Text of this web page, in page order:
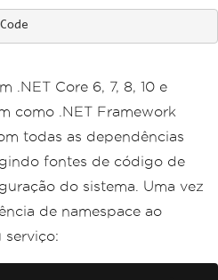
.NET Core 6, 7, 8, 10 e
como .NET Framework
todas as dependências
fontes de código de
do sistema. Uma vez
de namespace ao